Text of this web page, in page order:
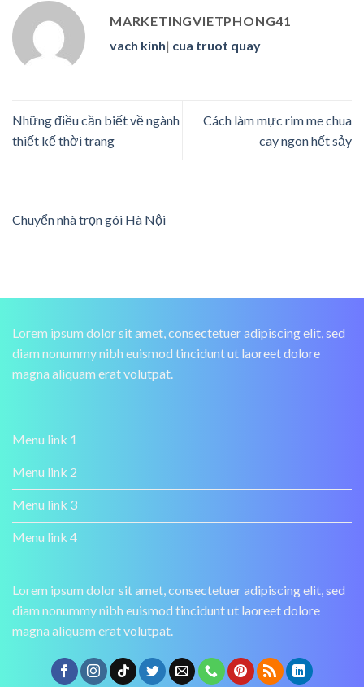
MARKETINGVIETPHONG41
vach kinh| cua truot quay
Những điều cần biết về ngành
thiết kế thời trang
Cách làm mực rim me chua
cay ngon hết sảy
Chuyển nhà trọn gói Hà Nội
Lorem ipsum dolor sit amet, consectetuer adipiscing elit, sed
diam nonummy nibh euismod tincidunt ut laoreet dolore
magna aliquam erat volutpat.
Menu link 1
Menu link 2
Menu link 3
Menu link 4
Lorem ipsum dolor sit amet, consectetuer adipiscing elit, sed
diam nonummy nibh euismod tincidunt ut laoreet dolore
magna aliquam erat volutpat.